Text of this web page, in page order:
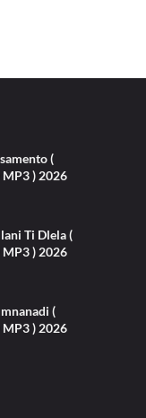
(
) 2026
Ti Dlela (
) 2026
(
) 2026